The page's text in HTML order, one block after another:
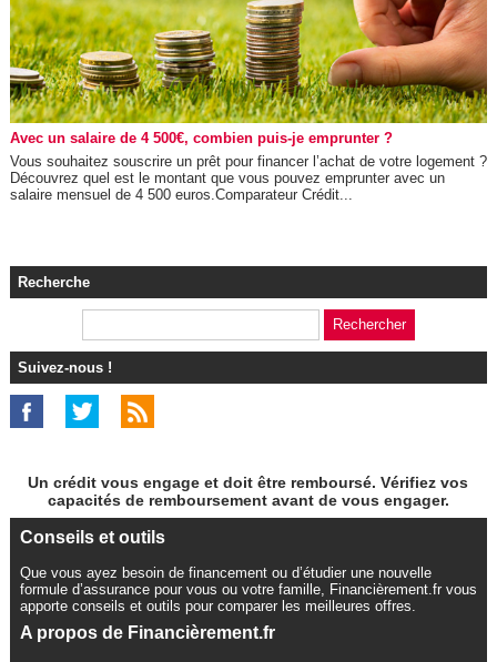
Avec un salaire de 4 500€, combien puis-je emprunter ?
Vous souhaitez souscrire un prêt pour financer l’achat de votre logement ?
Découvrez quel est le montant que vous pouvez emprunter avec un
salaire mensuel de 4 500 euros.Comparateur Crédit...
Recherche
Suivez-nous !
Un crédit vous engage et doit être remboursé. Vérifiez vos
capacités de remboursement avant de vous engager.
Conseils et outils
Que vous ayez besoin de financement ou d’étudier une nouvelle
formule d’assurance pour vous ou votre famille, Financièrement.fr vous
apporte conseils et outils pour comparer les meilleures offres.
A propos de Financièrement.fr